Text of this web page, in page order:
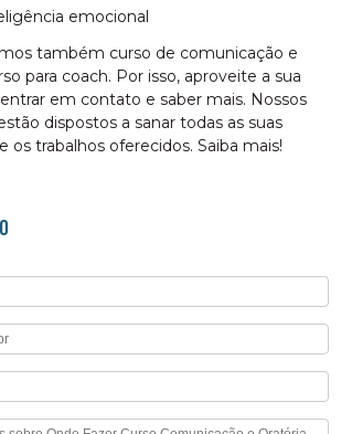
emocional
também curso de comunicação e
para coach. Por isso, aproveite a sua
em contato e saber mais. Nossos
dispostos a sanar todas as suas
os trabalhos oferecidos. Saiba mais!